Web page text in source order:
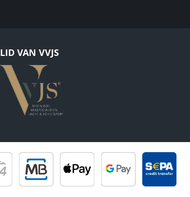
LID VAN VVJS